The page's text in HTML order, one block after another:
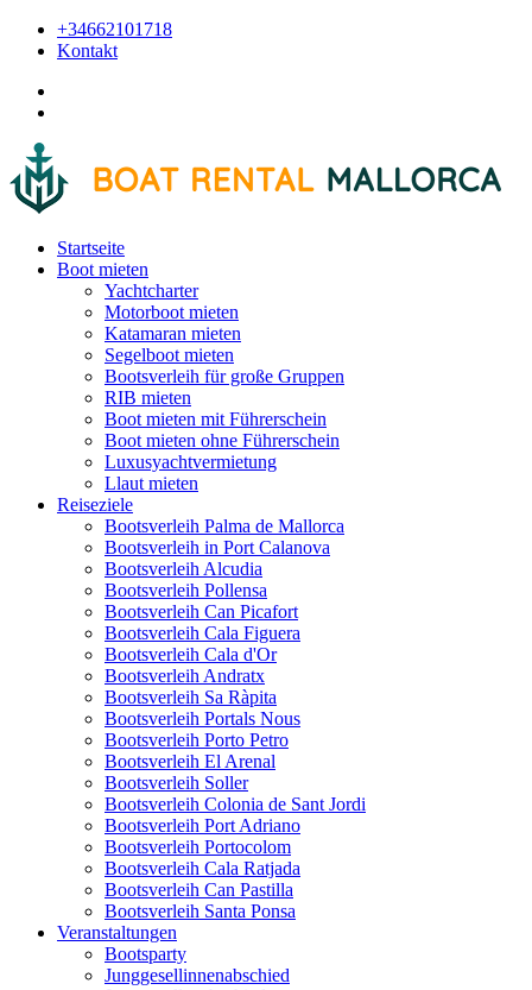
+34662101718
Kontakt
Startseite
Boot mieten
Yachtcharter
Motorboot mieten
Katamaran mieten
Segelboot mieten
Bootsverleih für große Gruppen
RIB mieten
Boot mieten mit Führerschein
Boot mieten ohne Führerschein
Luxusyachtvermietung
Llaut mieten
Reiseziele
Bootsverleih Palma de Mallorca
Bootsverleih in Port Calanova
Bootsverleih Alcudia
Bootsverleih Pollensa
Bootsverleih Can Picafort
Bootsverleih Cala Figuera
Bootsverleih Cala d'Or
Bootsverleih Andratx
Bootsverleih Sa Ràpita
Bootsverleih Portals Nous
Bootsverleih Porto Petro
Bootsverleih El Arenal
Bootsverleih Soller
Bootsverleih Colonia de Sant Jordi
Bootsverleih Port Adriano
Bootsverleih Portocolom
Bootsverleih Cala Ratjada
Bootsverleih Can Pastilla
Bootsverleih Santa Ponsa
Veranstaltungen
Bootsparty
Junggesellinnenabschied